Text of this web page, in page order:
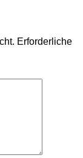
Erforderliche